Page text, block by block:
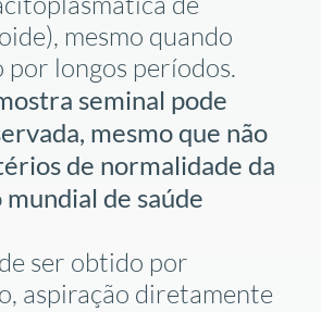
mesmo quando
por longos períodos.
seminal pode
mesmo que não
de normalidade da
de saúde
ser obtido por
aspiração diretamente